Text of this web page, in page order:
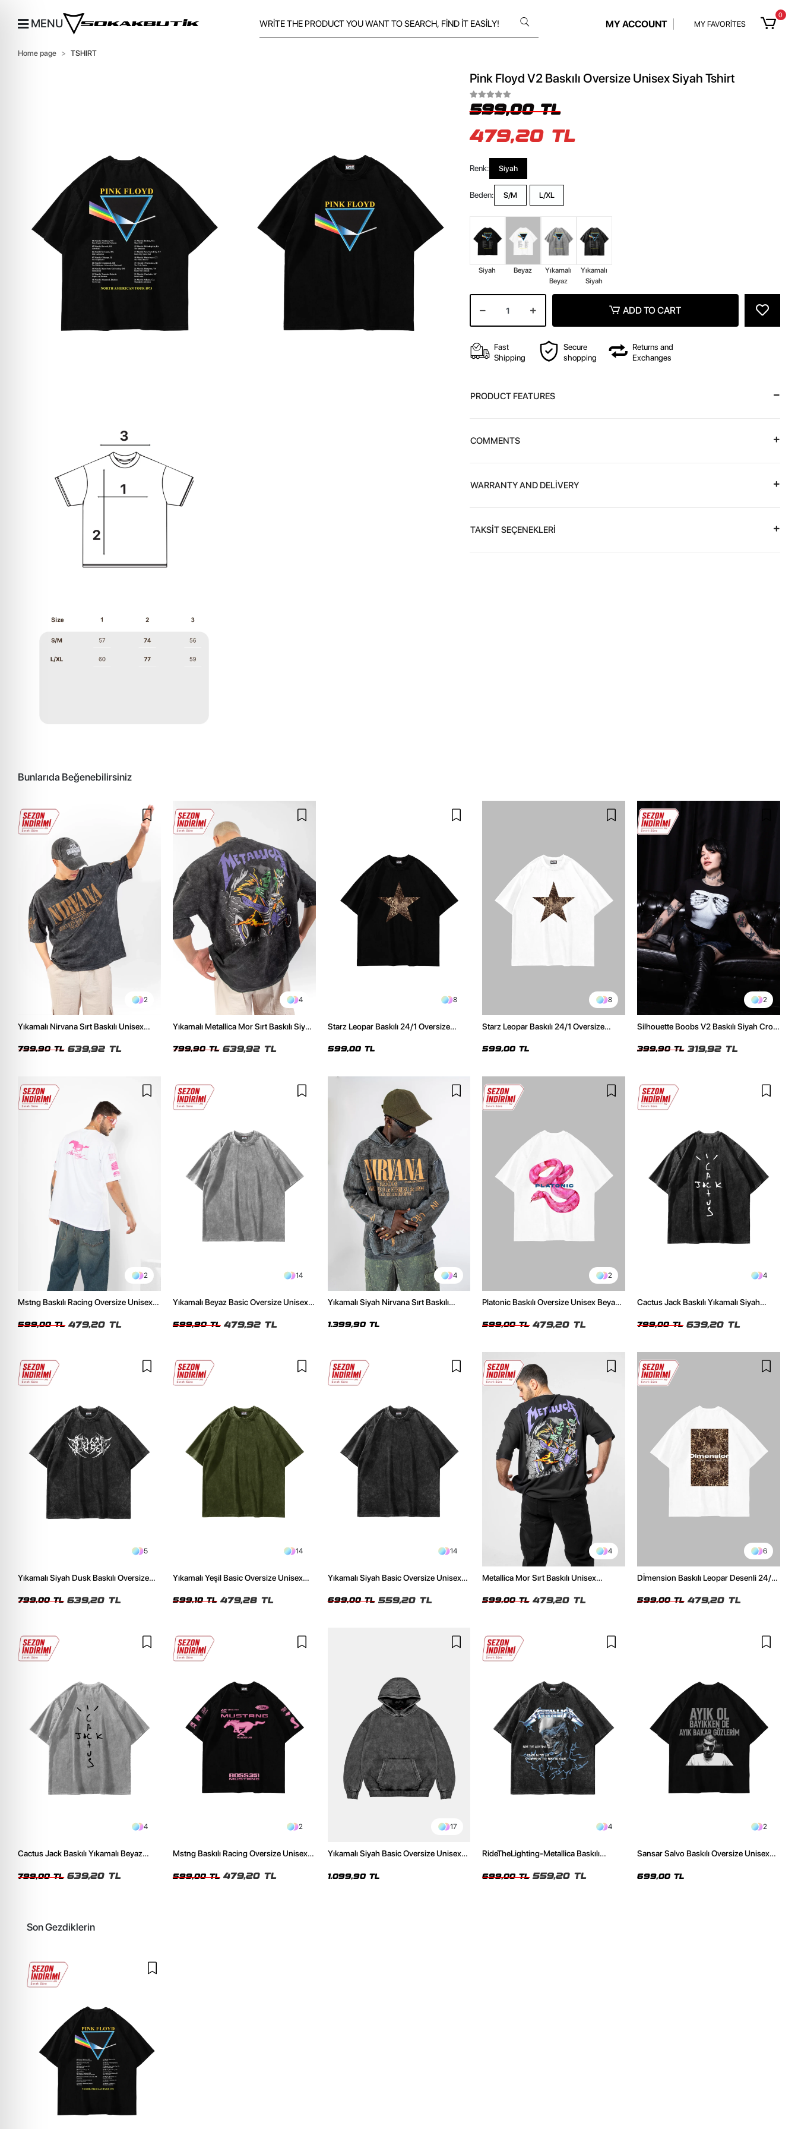
MENU MY ACCOUNT MY FAVORİTES
0
Home page TSHIRT
Pink Floyd V2 Baskılı Oversize Unisex Siyah Tshirt
599,00 TL
479,20 TL
Renk: Siyah
Beden: S/M L/XL
Siyah Beyaz
Yıkamalı
Beyaz
Yıkamalı
Siyah
ADD TO CART
Fast
Shipping
Secure
shopping
Returns and
Exchanges
PRODUCT FEATURES
COMMENTS
WARRANTY AND DELİVERY
TAKSİT SEÇENEKLERİ
Bunlarıda Beğenebilirsiniz
2
Yıkamalı Nirvana Sırt Baskılı Unisex
799,90 TL 639,92 TL
4
Yıkamalı Metallica Mor Sırt Baskılı Siyah
799,90 TL 639,92 TL
8
Starz Leopar Baskılı 24/1 Oversize
599,00 TL
8
Starz Leopar Baskılı 24/1 Oversize
599,00 TL
2
Silhouette Boobs V2 Baskılı Siyah Crop
399,90 TL 319,92 TL
2
Mstng Baskılı Racing Oversize Unisex
599,00 TL 479,20 TL
14
Yıkamalı Beyaz Basic Oversize Unisex
599,90 TL 479,92 TL
4
Yıkamalı Siyah Nirvana Sırt Baskılı
1.399,90 TL
2
Platonic Baskılı Oversize Unisex Beyaz
599,00 TL 479,20 TL
4
Cactus Jack Baskılı Yıkamalı Siyah
799,00 TL 639,20 TL
5
Yıkamalı Siyah Dusk Baskılı Oversize
799,00 TL 639,20 TL
14
Yıkamalı Yeşil Basic Oversize Unisex
599,10 TL 479,28 TL
14
Yıkamalı Siyah Basic Oversize Unisex
699,00 TL 559,20 TL
4
Metallica Mor Sırt Baskılı Unisex
599,00 TL 479,20 TL
6
Dİmension Baskılı Leopar Desenli 24/1
599,00 TL 479,20 TL
4
Cactus Jack Baskılı Yıkamalı Beyaz
799,00 TL 639,20 TL
2
Mstng Baskılı Racing Oversize Unisex
599,00 TL 479,20 TL
17
Yıkamalı Siyah Basic Oversize Unisex
1.099,90 TL
4
RideTheLighting-Metallica Baskılı
699,00 TL 559,20 TL
2
Sansar Salvo Baskılı Oversize Unisex
699,00 TL
Son Gezdiklerin